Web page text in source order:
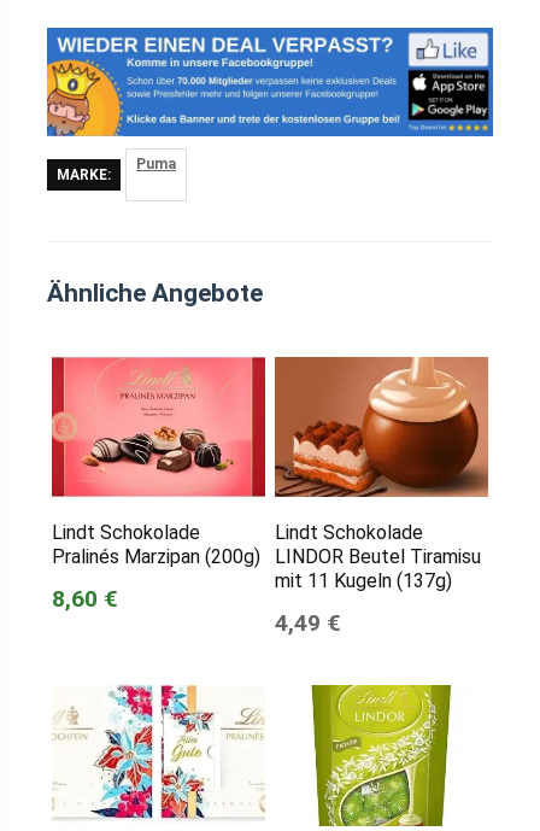
MARKE:
Puma
Ähnliche Angebote
Lindt Schokolade
Pralinés Marzipan (200g)
8,60 €
Lindt Schokolade
LINDOR Beutel Tiramisu
mit 11 Kugeln (137g)
4,49 €